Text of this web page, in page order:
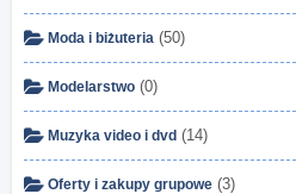
Moda i biżuteria (50)
Modelarstwo (0)
Muzyka video i dvd (14)
Oferty i zakupy grupowe (3)